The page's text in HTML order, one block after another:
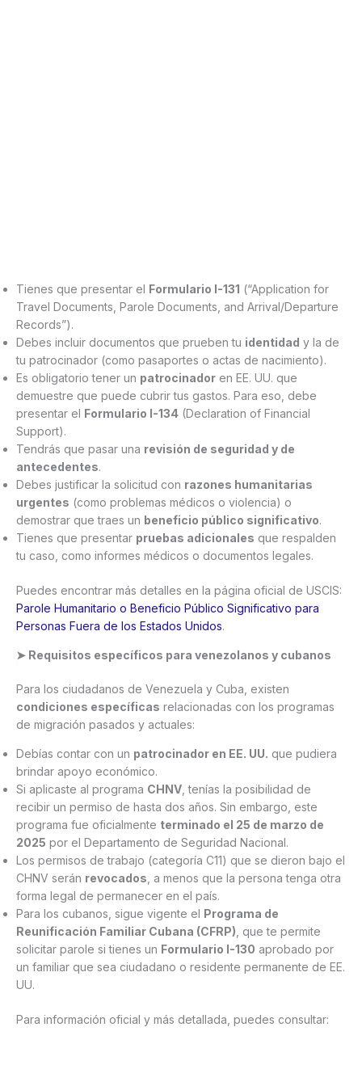
Tienes que presentar el Formulario I-131 (“Application for
Travel Documents, Parole Documents, and Arrival/Departure
Records”).
Debes incluir documentos que prueben tu identidad y la de
tu patrocinador (como pasaportes o actas de nacimiento).
Es obligatorio tener un patrocinador en EE. UU. que
demuestre que puede cubrir tus gastos. Para eso, debe
presentar el Formulario I-134 (Declaration of Financial
Support).
Tendrás que pasar una revisión de seguridad y de
antecedentes.
Debes justificar la solicitud con razones humanitarias
urgentes (como problemas médicos o violencia) o
demostrar que traes un beneficio público significativo.
Tienes que presentar pruebas adicionales que respalden
tu caso, como informes médicos o documentos legales.
Puedes encontrar más detalles en la página oficial de USCIS:
Parole Humanitario o Beneficio Público Significativo para
Personas Fuera de los Estados Unidos.
➤ Requisitos específicos para venezolanos y cubanos
Para los ciudadanos de Venezuela y Cuba, existen
condiciones específicas relacionadas con los programas
de migración pasados y actuales:
Debías contar con un patrocinador en EE. UU. que pudiera
brindar apoyo económico.
Si aplicaste al programa CHNV , tenías la posibilidad de
recibir un permiso de hasta dos años. Sin embargo, este
programa fue oficialmente terminado el 25 de marzo de
2025 por el Departamento de Seguridad Nacional.
Los permisos de trabajo (categoría C11) que se dieron bajo el
CHNV serán revocados , a menos que la persona tenga otra
forma legal de permanecer en el país.
Para los cubanos, sigue vigente el Programa de
Reunificación Familiar Cubana (CFRP) , que te permite
solicitar parole si tienes un Formulario I-130 aprobado por
un familiar que sea ciudadano o residente permanente de EE.
UU.
Para información oficial y más detallada, puedes consultar: